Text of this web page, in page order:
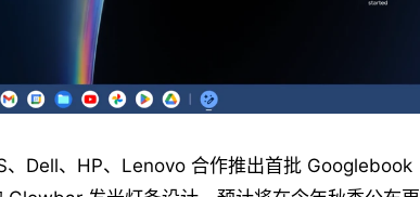
Dell、HP、Lenovo 合作推出首批 Googlebook